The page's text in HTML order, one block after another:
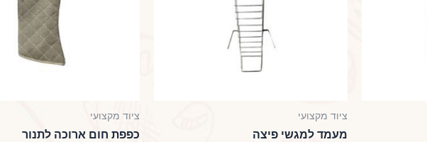
ציוד מקצועי
מעמד למגשי פיצה
ציוד מקצועי
כפפת חום ארוכה לתנור